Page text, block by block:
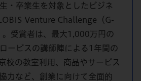
・卒業生を対象としたビジネ
Venture Challenge（G-
受賞者は、最大1,000万円の
ービスの講師陣による1年間の
校の教室利用、商品やサービス
力など、創業に向けて全面的